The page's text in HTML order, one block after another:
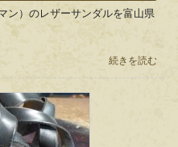
ン）のレザーサンダルを富山県
続きを読む